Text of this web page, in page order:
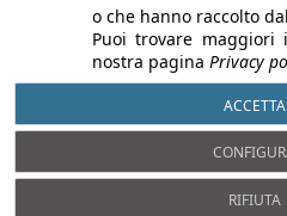
Infobuild è testata registrata
dell’8/3/2013 -
© 2000-2026 Infoweb srl -
o che hanno raccolto
Puoi trovare
nostra pagina Privacy
ACCETTA
RIFIUTA